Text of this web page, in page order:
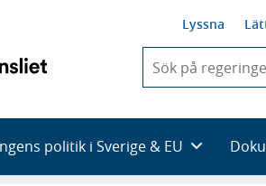
Lyssna
du
skriva
framträder
en
politik i Sverige & EU